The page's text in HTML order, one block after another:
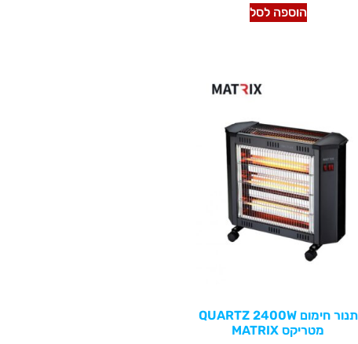
הוספה לסל
תנור חימום QUARTZ 2400W
מטריקס MATRIX